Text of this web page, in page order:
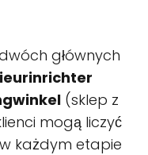
głównych
(sklep z
mogą liczyć
każdym etapie